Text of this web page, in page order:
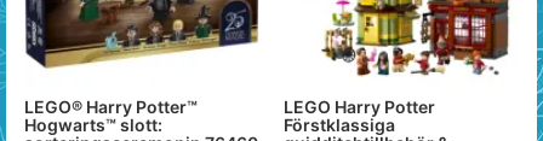
LEGO® Harry Potter™
Hogwarts™ slott:
LEGO Harry Potter
Förstklassiga